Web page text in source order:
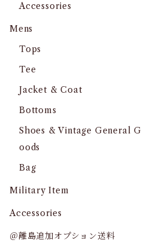
Accessories
Mens
Tops
Tee
Jacket & Coat
Bottoms
Shoes & Vintage General G
oods
Bag
Military Item
Accessories
＠離島追加オプション送料